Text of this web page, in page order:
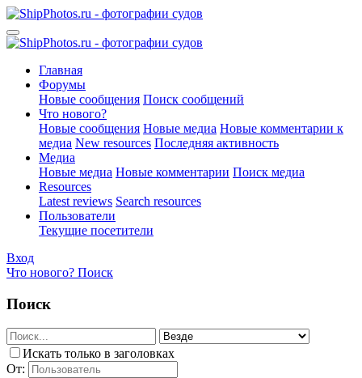
Главная
Форумы
Новые сообщения Поиск сообщений
Что нового?
Новые сообщения Новые медиа Новые комментарии к
медиа New resources Последняя активность
Медиа
Новые медиа Новые комментарии Поиск медиа
Resources
Latest reviews Search resources
Пользователи
Текущие посетители
Вход
Что нового? Поиск
Поиск
Искать только в заголовках
От: